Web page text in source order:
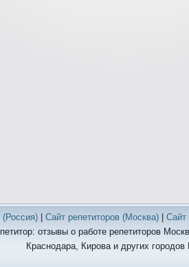
(Россия)| Сайт репетиторов (Москва)| Сайт
отзывы о работе репетиторов
Краснодара, Кирова и других городов